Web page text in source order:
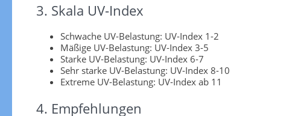
3. Skala UV-Index
Schwache UV-Belastung: UV-Index 1-2
Mäßige UV-Belastung: UV-Index 3-5
Starke UV-Belastung: UV-Index 6-7
Sehr starke UV-Belastung: UV-Index 8-10
Extreme UV-Belastung: UV-Index ab 11
4. Empfehlungen